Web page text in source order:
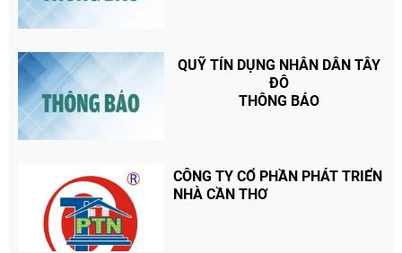
QUỸ TÍN DỤNG NHÂN DÂN TÂY
ĐÔ
THÔNG BÁO
CÔNG TY CỔ PHẦN PHÁT TRIỂN
NHÀ CẦN THƠ